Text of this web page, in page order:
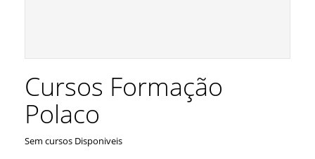
Cursos Formação
Polaco
Sem cursos Disponiveis